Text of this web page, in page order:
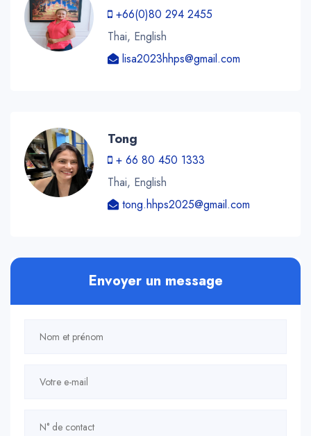
+66(0)80 294 2455
Thai, English
lisa2023hhps@gmail.com
Tong
+ 66 80 450 1333
Thai, English
tong.hhps2025@gmail.com
Envoyer un message